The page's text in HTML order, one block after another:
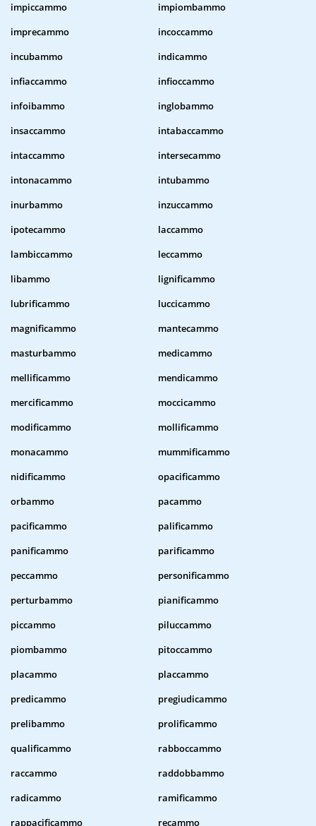
impiccammo
impiombammo
imprecammo
incoccammo
incubammo
indicammo
infiaccammo
infioccammo
infoibammo
inglobammo
insaccammo
intabaccammo
intaccammo
intersecammo
intonacammo
intubammo
inurbammo
inzuccammo
ipotecammo
laccammo
lambiccammo
leccammo
libammo
lignificammo
lubrificammo
luccicammo
magnificammo
mantecammo
masturbammo
medicammo
mellificammo
mendicammo
mercificammo
moccicammo
modificammo
mollificammo
monacammo
mummificammo
nidificammo
opacificammo
orbammo
pacammo
pacificammo
palificammo
panificammo
parificammo
peccammo
personificammo
perturbammo
pianificammo
piccammo
piluccammo
piombammo
pitoccammo
placammo
placcammo
predicammo
pregiudicammo
prelibammo
prolificammo
qualificammo
rabboccammo
raccammo
raddobbammo
radicammo
ramificammo
rappacificammo
recammo